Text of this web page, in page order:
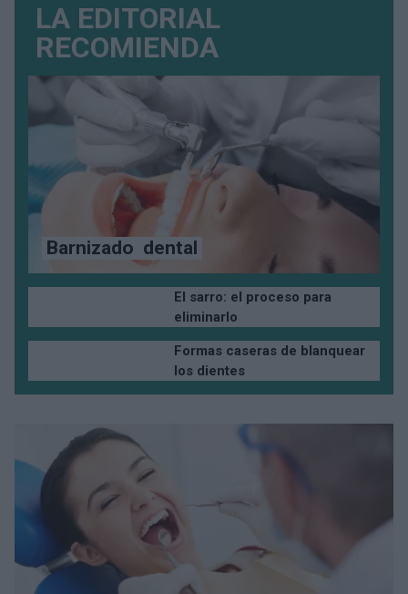
LA EDITORIAL
RECOMIENDA
Barnizado dental
El sarro: el proceso para
eliminarlo
Formas caseras de blanquear
los dientes